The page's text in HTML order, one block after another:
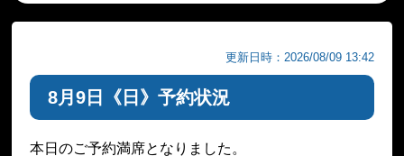
更新日時：2026/08/09 13:42
8月9日《日》予約状況
本日のご予約満席となりました。